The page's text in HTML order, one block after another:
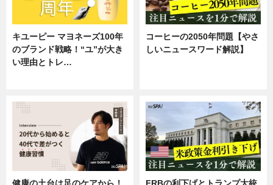
キユーピー マヨネーズ100年
のブランド戦略！“ユ”が大き
い理由とトレ…
コーヒーの2050年問題【やさ
しいニュースワード解説】